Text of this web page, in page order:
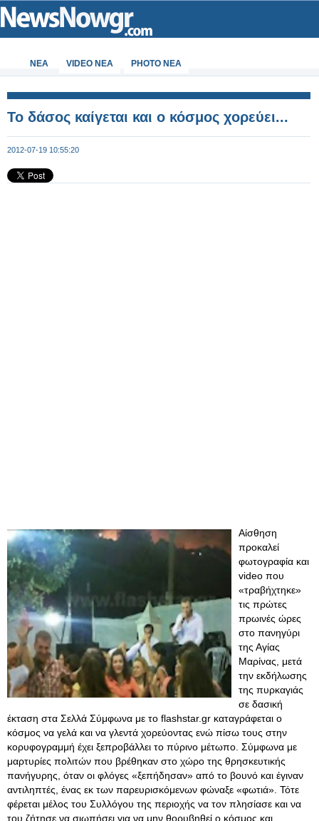
ΝΕΑ VIDEO NEA PHOTO NEA
Το δάσος καίγεται και ο κόσμος χορεύει...
2012-07-19 10:55:20
Αίσθηση
προκαλεί
φωτογραφία και
video που
«τραβήχτηκε»
τις πρώτες
πρωινές ώρες
στο πανηγύρι
της Αγίας
Μαρίνας, μετά
την εκδήλωσης
της πυρκαγιάς
σε δασική
έκταση στα Σελλά Σύμφωνα με το flashstar.gr καταγράφεται ο
κόσμος να γελά και να γλεντά χορεύοντας ενώ πίσω τους στην
κορυφογραμμή έχει ξεπροβάλλει το πύρινο μέτωπο. Σύμφωνα με
μαρτυρίες πολιτών που βρέθηκαν στο χώρο της θρησκευτικής
πανήγυρης, όταν οι φλόγες «ξεπήδησαν» από το βουνό και έγιναν
αντιληπτές, ένας εκ των παρευρισκόμενων φώναξε «φωτιά». Τότε
φέρεται μέλος του Συλλόγου της περιοχής να τον πλησίασε και να
του ζήτησε να σιωπήσει για να μην θορυβηθεί ο κόσμος και